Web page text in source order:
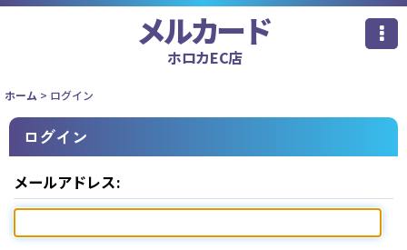
メルカード
ホロカEC店
ホーム > ログイン
ログイン
メールアドレス: